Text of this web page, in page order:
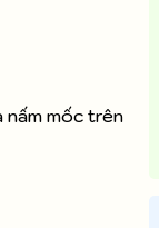
nấm mốc trên